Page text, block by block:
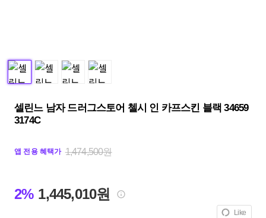
셀린느 남자 드러그스토어 첼시 인 카프스킨 블랙 34659
3174C
앱 전용 혜택가 1,474,500원
2% 1,445,010원
Like